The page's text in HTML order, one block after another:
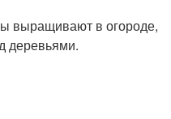
выращивают в огороде,
деревьями.